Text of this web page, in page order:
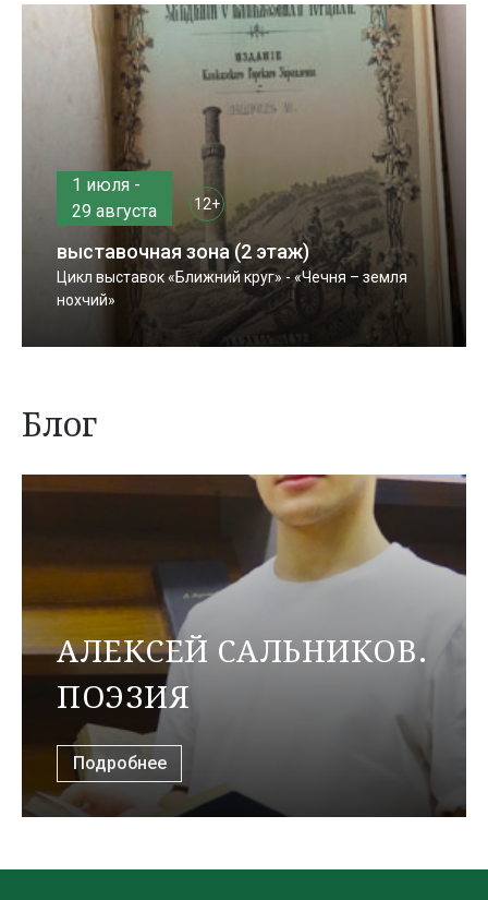
1 июля -
29 августа
12+
выставочная зона (2 этаж)
Цикл выставок «Ближний круг» - «Чечня – земля
нохчий»
Блог
АЛЕКСЕЙ САЛЬНИКОВ.
ПОЭЗИЯ
Подробнее